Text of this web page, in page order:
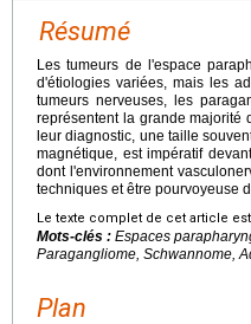
Résumé
Les tumeurs de l'espace
d'étiologies variées, mais les
tumeurs nerveuses, les
représentent la grande majorité
leur diagnostic, une taille
magnétique, est impératif
dont l'environnement
techniques et être pourvoyeuse
Le texte complet de cet article
Mots-clés : Espaces
Paragangliome, Schwannome,
Plan